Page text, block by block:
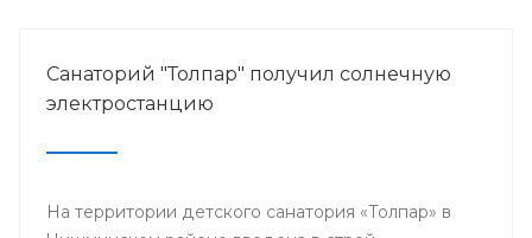
Санаторий "Толпар" получил солнечную
электростанцию
На территории детского санатория «Толпар» в